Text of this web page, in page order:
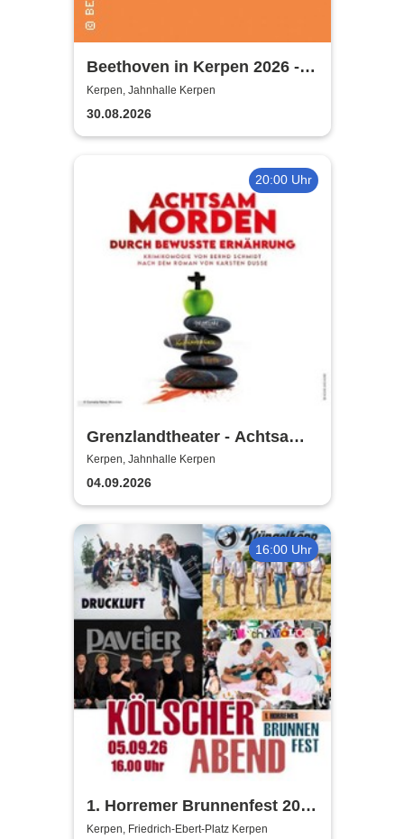
Beethoven in Kerpen 2026 -
Sommerkonzerte 2026
Kerpen, Jahnhalle Kerpen
30.08.2026
20:00 Uhr
Grenzlandtheater - Achtsam
Morden durch bewusste
Ernährung
Kerpen, Jahnhalle Kerpen
04.09.2026
16:00 Uhr
1. Horremer Brunnenfest 2026
- Klüngelköpp, Druckluft,
Kerpen, Friedrich-Ebert-Platz Kerpen